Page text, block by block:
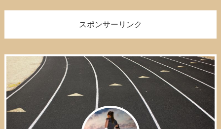
スポンサーリンク